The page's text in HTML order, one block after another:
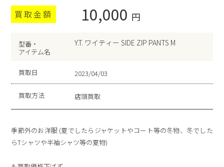
買取金額 10,000 円
型番・
アイテム名
Y.T. ワイティー SIDE ZIP PANTS M
買取日 2023/04/03
買取方法 店頭買取
季節外のお洋服 (夏でしたらジャケットやコート等の冬物、冬でした
らTシャツや半袖シャツ等の夏物)